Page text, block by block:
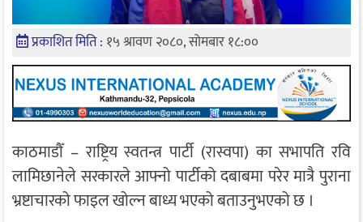
प्रकाशित मिति : १५ श्रावण २०८०, सोमबार १८:००
काठमाडौँ – राष्ट्रिय स्वतन्त्र पार्टी (रास्वपा) का सभापति रवि
लामिछानेले सरकारले आफ्नो पार्टीको दबाबमा परेर मात्रै पुराना
भ्रष्टाचारको फाइल खोल्न बाध्य भएको बताउनुभएको छ ।